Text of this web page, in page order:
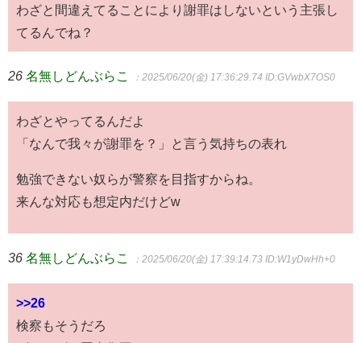
わざと間違えてることにより謝罪はしないという主張し
てるんでね？
26 名無しどんぶらこ ：2025/06/20(金) 17:36:29.74 ID:GVwbX7OS0
わざとやってるんだよ
「なんで我々が謝罪を？」と言う気持ちの表れ
勉強できない奴らが警察を目指すからね。
来んな対応も想定内だけどw
36 名無しどんぶらこ ：2025/06/20(金) 17:39:14.73 ID:W1yDwHh+0
>>26
検察もそうだろ